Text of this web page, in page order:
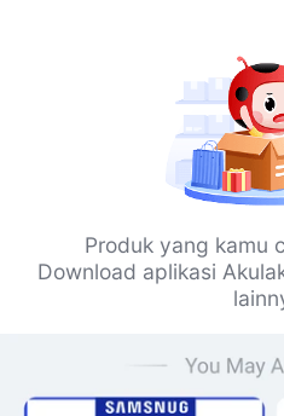
Produk yang kamu
Download aplikasi